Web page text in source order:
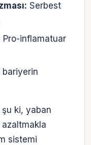
Serbest
Pro-inflamatuar
bariyerin
şu ki, yaban
sistemi